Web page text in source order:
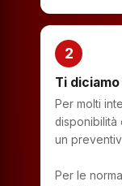
2
Ti
Per molti
disponibilità
un
Per le